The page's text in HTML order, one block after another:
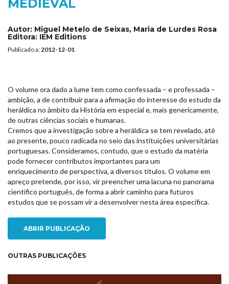
MEDIEVAL
Autor: Miguel Metelo de Seixas, Maria de Lurdes Rosa
Editora: IEM Editions
Publicado a: 2012-12-01
O volume ora dado a lume tem como confessada – e professada –
ambição, a de contribuir para a afirmação do interesse do estudo da
heráldica no âmbito da História em especial e, mais genericamente,
de outras ciências sociais e humanas.
Cremos que a investigação sobre a heráldica se tem revelado, até
ao presente, pouco radicada no seio das instituições universitárias
portuguesas. Consideramos, contudo, que o estudo da matéria
pode fornecer contributos importantes para um
enriquecimento de perspectiva, a diversos títulos. O volume em
apreço pretende, por isso, vir preencher uma lacuna no panorama
científico português, de forma a abrir caminho para futuros
estudos que se possam vir a desenvolver nesta área específica.
ABRIR PUBLICAÇÃO
OUTRAS PUBLICAÇÕES